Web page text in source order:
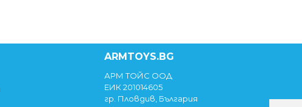
ARMTOYS.BG
АРМ ТОЙС ООД
ЕИК 201014605
гр. Пловдив, България